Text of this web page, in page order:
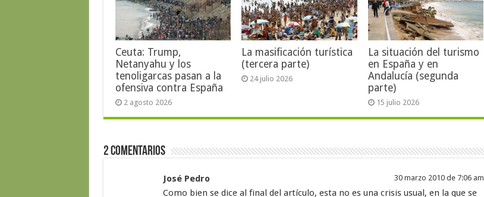
Ceuta: Trump,
Netanyahu y los
tenoligarcas pasan a la
ofensiva contra España
2 agosto 2026
La masificación turística
(tercera parte)
24 julio 2026
La situación del turismo
en España y en
Andalucía (segunda
parte)
15 julio 2026
2 Comentarios
José Pedro 30 marzo 2010 de 7:06 am
Como bien se dice al final del artículo, esta no es una crisis usual, en la que se